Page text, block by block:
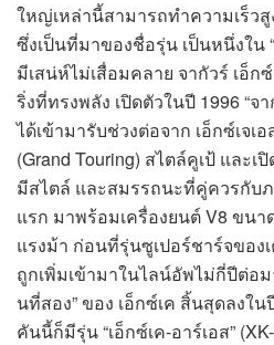
ใหญ่เหล่านี้สามารถทำความเร็ว
ซึ่งเป็นที่มาของชื่อรุ่น เป็นหนึ่งใน
มีเสน่ห์ไม่เสื่อมคลาย จากัวร์ เอ็ก
ริ่งที่ทรงพลัง เปิดตัวในปี 1996 “จา
ได้เข้ามารับช่วงต่อจาก เอ็กซ์เจเ
(Grand Touring) สไตล์คูเป้ และ
มีสไตล์ และสมรรถนะที่คู่ควรกั
แรก มาพร้อมเครื่องยนต์ V8 ขนา
แรงม้า ก่อนที่รุ่นซูเปอร์ชาร์จของ
ถูกเพิ่มเข้ามาในไลน์อัพไม่กี่ปีต่อม
นที่สอง” ของ เอ็กซ์เค สิ้นสุดลงใ
คันนี้ก็มีรุ่น “เอ็กซ์เค-อาร์เอส”